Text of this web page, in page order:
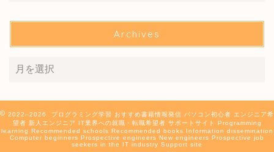
Archives
2022–2026 プログラミング学習 おすすめ書籍情報発信 パソコン初心者 エンジニア希
望者 新人エンジニア IT業界への就職・転職希望者 サポートサイト Programming
learning Recommended schools Recommended books Information dissemination
Computer beginners Prospective engineers New engineers Prospective job
seekers in the IT industry Support site